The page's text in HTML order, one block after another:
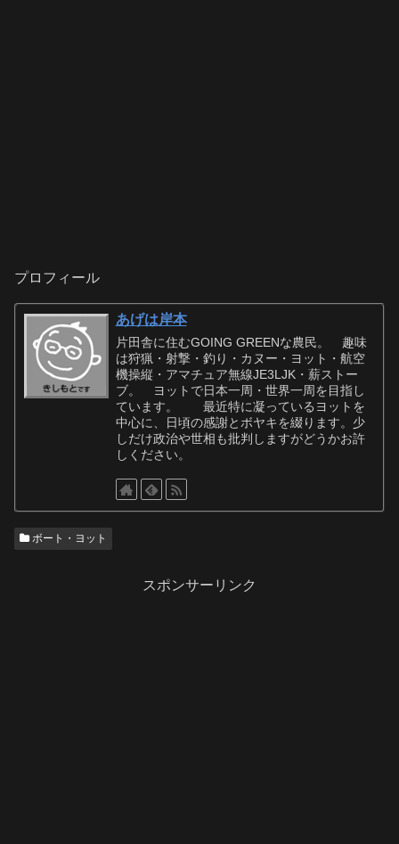
プロフィール
あげは岸本
片田舎に住むGOING GREENな農民。 趣味
は狩猟・射撃・釣り・カヌー・ヨット・航空
機操縦・アマチュア無線JE3LJK・薪ストー
ブ。 ヨットで日本一周・世界一周を目指し
ています。 最近特に凝っているヨットを
中心に、日頃の感謝とボヤキを綴ります。少
しだけ政治や世相も批判しますがどうかお許
しください。
ボート・ヨット
スポンサーリンク